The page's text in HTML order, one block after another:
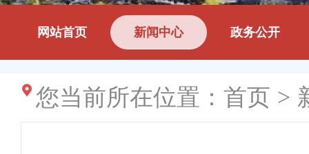
网站首页 新闻中心 政务公开
您当前所在位置： 首页 >